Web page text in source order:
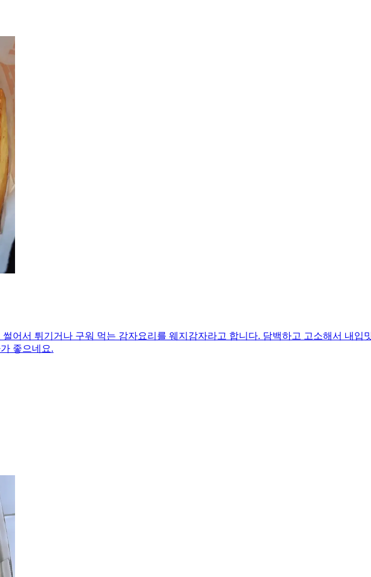
어서 튀기거나 구워 먹는 감자요리를 웨지감자라고 합니다. 담백하고 고소해서 내입
좋으네요.